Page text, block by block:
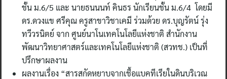
ชั้น ม.6/5 และ นายธนนนท์ คินธร นักเรียนชั้น ม.6/4 โดยมี
ดร.ดวงแข ศรีคุณ ครูสาขาวิชาเคมี ร่วมด้วย ดร.บุญรัตน์ รุ่ง
ทวีวรนิตย์ จาก ศูนย์นาโนเทคโนโลยีแห่งชาติ สำนักงาน
พัฒนาวิทยาศาสตร์และเทคโนโลยีแห่งชาติ (สวทช.) เป็นที่
ปรึกษาผลงาน
ผลงานเรื่อง “สารสกัดหยาบจากเชื้อแบคทีเรียในดินบริเวณ